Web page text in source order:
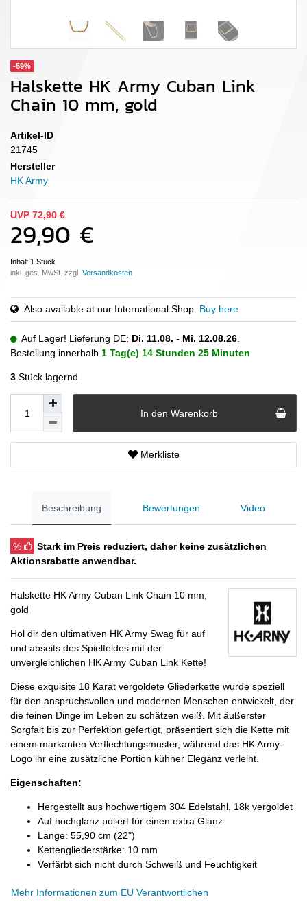
-59%
Halskette HK Army Cuban Link
Chain 10 mm, gold
Artikel-ID
21745
Hersteller
HK Army
UVP 72,90 €
29,90 €
Inhalt 1 Stück
inkl. ges. MwSt. zzgl.
Also available at our International Shop. Buy here
Auf Lager! Lieferung DE: Di. 11.08. - Mi. 12.08.26
Bestellung innerhalb 1 Tag(e) 14 Stunden 25 Minuten
3 Stück lagernd
In den Warenkorb
Merkliste
Beschreibung Bewertungen Video
%
Stark im Preis reduziert, daher keine zusätzlichen
Aktionsrabatte anwendbar.
Halskette HK Army Cuban Link Chain 10 mm,
gold
Hol dir den ultimativen HK Army Swag für auf
und abseits des Spielfeldes mit der
unvergleichlichen HK Army Cuban Link Kette!
Diese exquisite 18 Karat vergoldete Gliederkette wurde speziell
für den anspruchsvollen und modernen Menschen entwickelt, der
die feinen Dinge im Leben zu schätzen weiß. Mit äußerster
Sorgfalt bis zur Perfektion gefertigt, präsentiert sich die Kette mit
einem markanten Verflechtungsmuster, während das HK Army-
Logo ihr eine zusätzliche Portion kühner Eleganz verleiht.
Eigenschaften:
Hergestellt aus hochwertigem 304 Edelstahl, 18k vergoldet
Auf hochglanz poliert für einen extra Glanz
Länge: 55,90 cm (22")
Kettengliederstärke: 10 mm
Verfärbt sich nicht durch Schweiß und Feuchtigkeit
Mehr Informationen zum EU Verantwortlichen